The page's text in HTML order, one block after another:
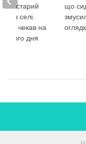
що
старий
в селі.
чекав на
дня